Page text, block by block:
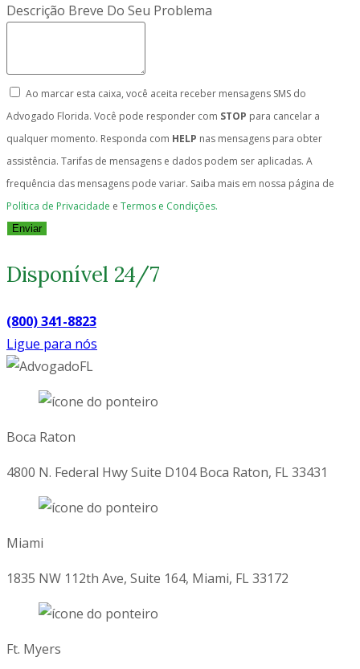
Descrição Breve Do Seu Problema
Ao marcar esta caixa, você aceita receber mensagens SMS do
Advogado Florida. Você pode responder com STOP para cancelar a
qualquer momento. Responda com HELP nas mensagens para obter
assistência. Tarifas de mensagens e dados podem ser aplicadas. A
frequência das mensagens pode variar. Saiba mais em nossa página de
Política de Privacidade e Termos e Condições.
Enviar
Disponível 24/7
(800) 341-8823
Ligue para nós
Boca Raton
4800 N. Federal Hwy Suite D104 Boca Raton, FL 33431
Miami
1835 NW 112th Ave, Suite 164, Miami, FL 33172
Ft. Myers